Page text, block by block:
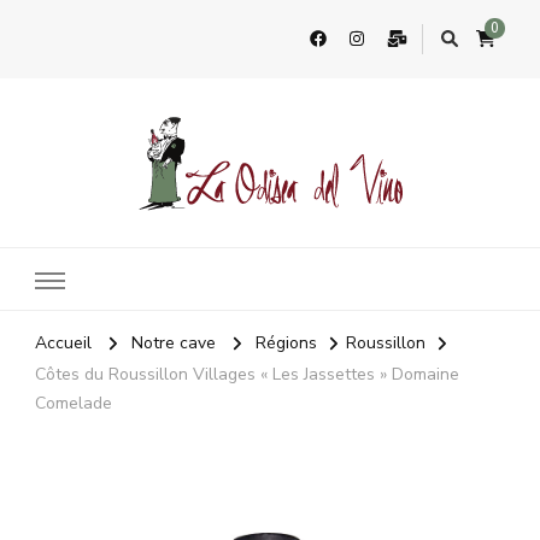
0
Accueil Notre cave Régions
Roussillon
Côtes du Roussillon Villages « Les Jassettes » Domaine
Comelade